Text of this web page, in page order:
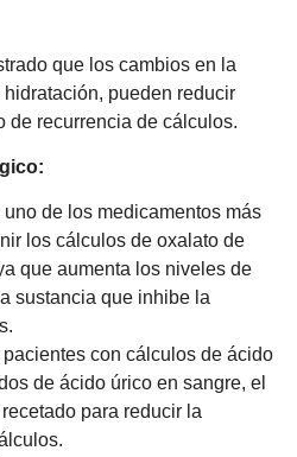
que los cambios en la
pueden reducir
de recurrencia de cálculos.
uno de los medicamentos más
los cálculos de oxalato de
que aumenta los niveles de
sustancia que inhibe la
pacientes con cálculos de ácido
de ácido úrico en sangre, el
para reducir la